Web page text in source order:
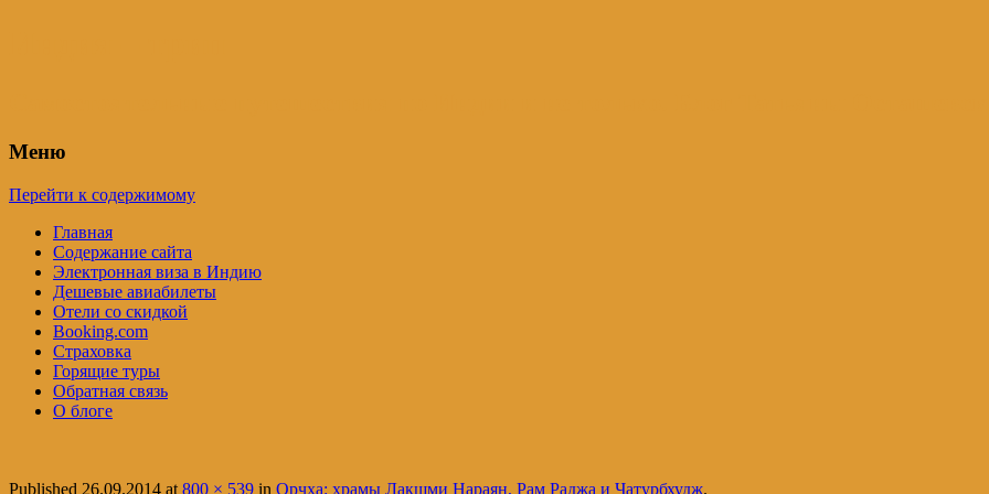
Меню
Перейти к содержимому
Главная
Содержание сайта
Электронная виза в Индию
Дешевые авиабилеты
Отели со скидкой
Booking.com
Страховка
Горящие туры
Обратная связь
О блоге
Published 26.09.2014 at800 × 539 in Орчха: храмы Лакшми Нараян, Рам Раджа и Чатурбхудж.